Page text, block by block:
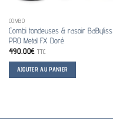
COMBO
Combi tondeuses & rasoir BaByliss
PRO Metal FX Doré
490.00€ TTC
AJOUTER AU PANIER